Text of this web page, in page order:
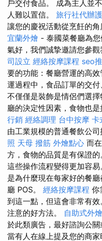
戶交付食品。 成為主人並
人難以置信。 旅行社代辦
讓您的慶祝活動從烹飪的
宜蘭外燴 - 泰國菜餐廳為您
氣好，我們誠摯邀請您參
司設立 經絡按摩課程 seo
要的功能：餐廳營運的高效
運過程中，食品訂單的交
不僅僅是裝飾是情侶們選
廳的決定性因素，食物也是
行銷 經絡調理 台中按摩 卡
由工業規模的普通餐飲公
照 天母 撥筋 外燴點心 而
方，食物的品質是有保證
這些操作流程變得更加容易
是為什麼現在每家好的餐
廳 POS。 經絡按摩課程 你
到這一點，但這會非常有效
注意的好方法。 自助式外燴
於此類廣告，最好諮詢公關
當有人在線上提及您的商